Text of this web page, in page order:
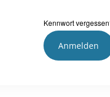
Kennwort